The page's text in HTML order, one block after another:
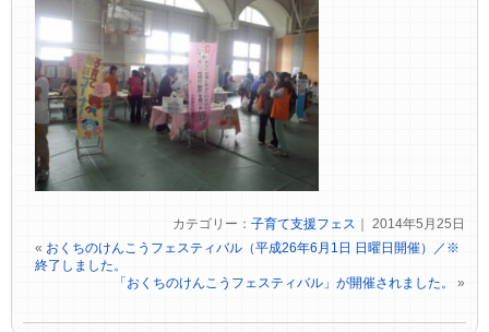
カテゴリー： 子育て支援フェス ｜ 2014年5月25日
« おくちのけんこうフェスティバル（平成26年6月1日 日曜日開催）／※
終了しました。
「おくちのけんこうフェスティバル」が開催されました。
»